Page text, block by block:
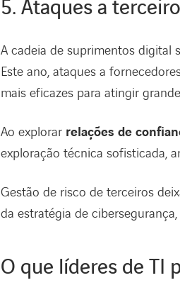
5. Ataques a
A cadeia de suprimentos digital
Este ano, ataques a
mais eficazes para atingir
Ao explorar relações de
exploração técnica sofisticada,
Gestão de risco de terceiros
da estratégia de
O que líderes de TI